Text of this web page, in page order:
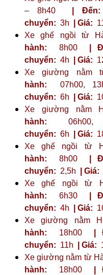
– 8h40
|
chuyển: 3h | Giá:
Xe ghế ngồi từ
hành: 8h00 |
chuyển: 4h | Giá:
Xe giường nằm
hành: 07h00,
chuyển: 6h | Giá:
Xe giường nằm
hành: 06h00,
chuyển: 6h | Giá:
Xe ghế ngồi từ
hành: 8h00 |
chuyển: 2,5h | Giá:
Xe ghế ngồi từ
hành: 6h30 |
chuyển: 4h | Giá:
Xe giường nằm
hành: 18h00 |
chuyển: 11h | Giá:
Xe giường nằm từ
hành: 18h00 |